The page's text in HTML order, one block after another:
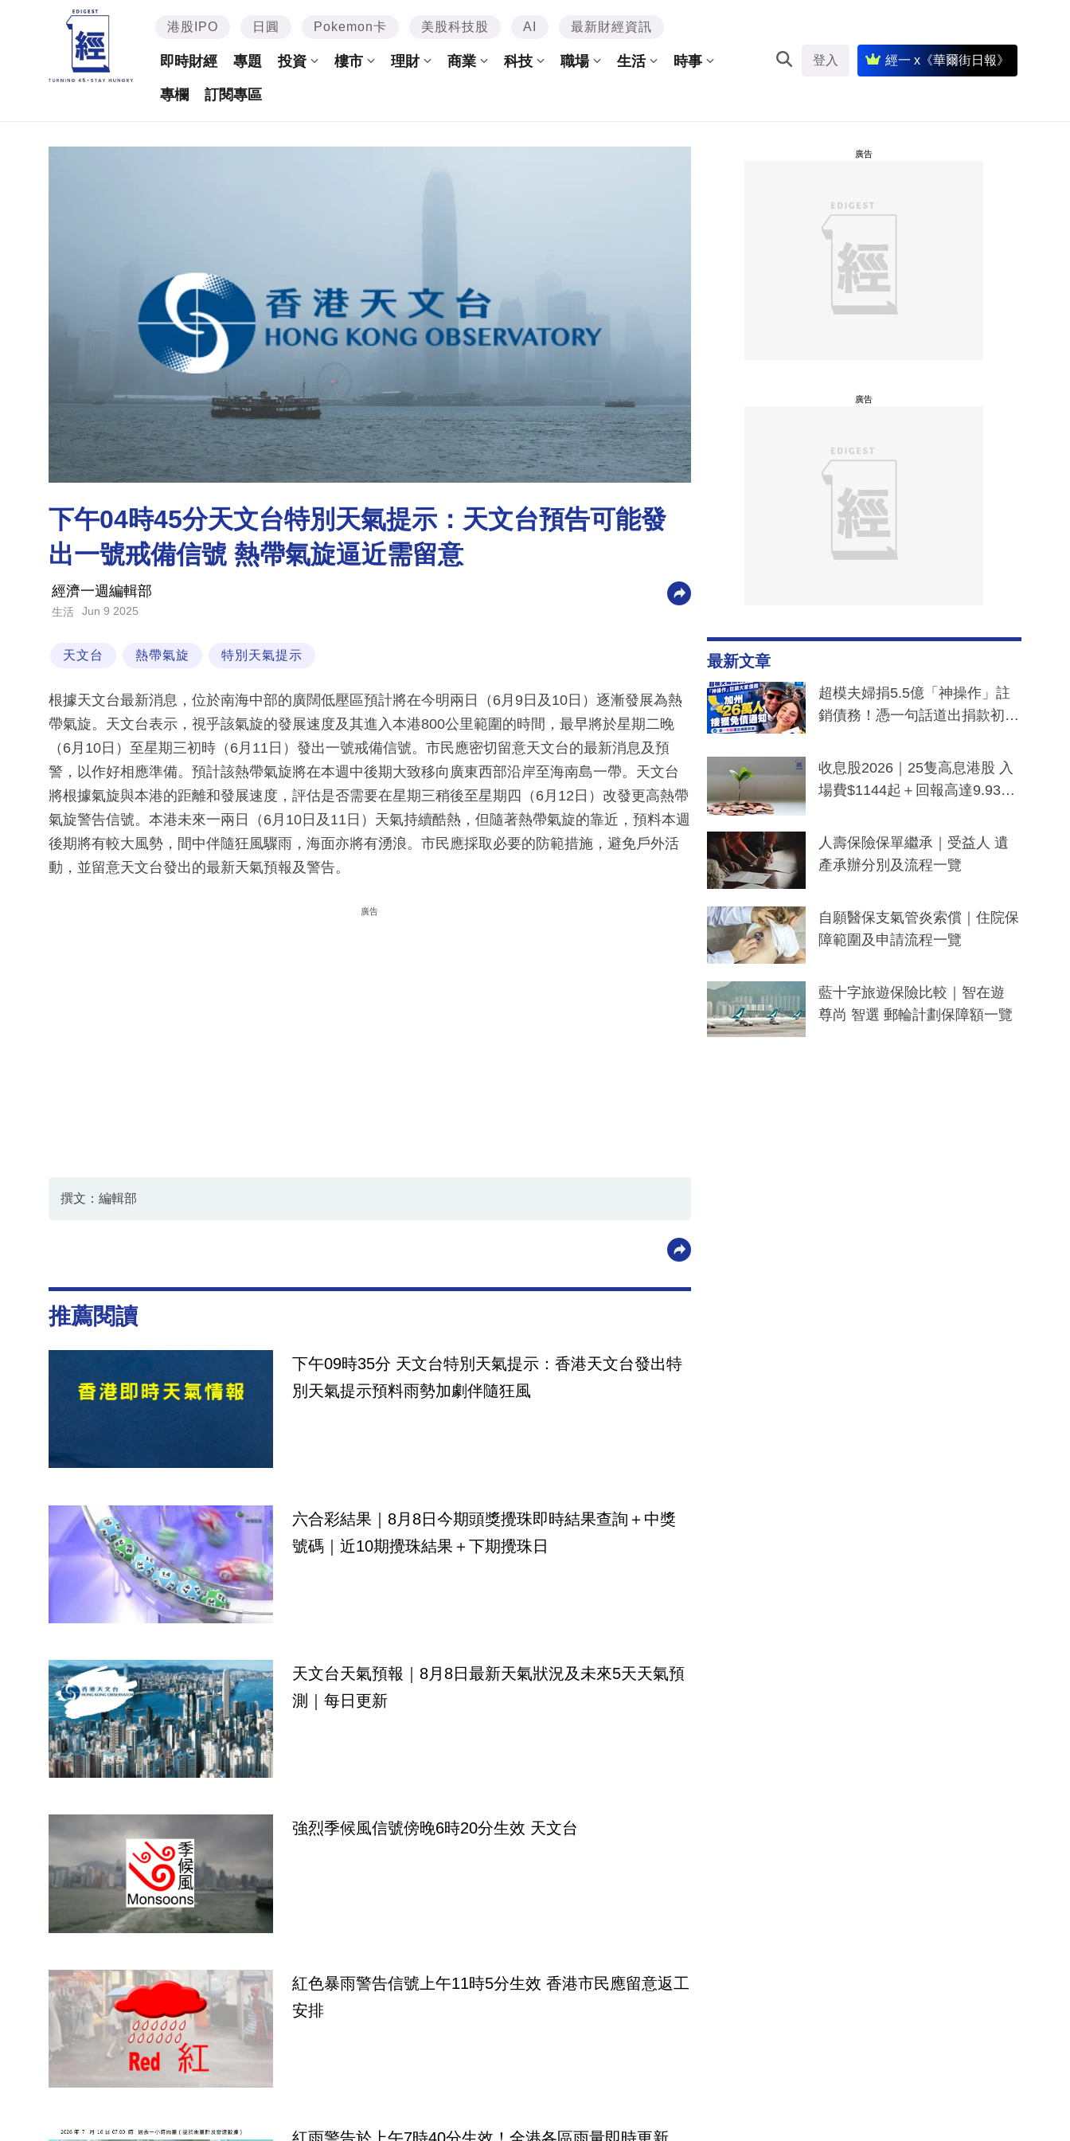
港股IPO 日圓 Pokemon卡 美股科技股 AI 最新財經資訊
即時財經 專題 投資 樓市 理財 商業 科技 職場 生活 時事
專欄 訂閱專區
登入 經一 x《華爾街日報》
下午04時45分天文台特別天氣提示：天文台預告可能發
出一號戒備信號 熱帶氣旋逼近需留意
經濟一週編輯部
生活 Jun 9 2025
天文台 熱帶氣旋 特別天氣提示
根據天文台最新消息，位於南海中部的廣闊低壓區預計將在今明兩日（6月9日及10日）逐漸發展為熱
帶氣旋。天文台表示，視乎該氣旋的發展速度及其進入本港800公里範圍的時間，最早將於星期二晚
（6月10日）至星期三初時（6月11日）發出一號戒備信號。市民應密切留意天文台的最新消息及預
警，以作好相應準備。預計該熱帶氣旋將在本週中後期大致移向廣東西部沿岸至海南島一帶。天文台
將根據氣旋與本港的距離和發展速度，評估是否需要在星期三稍後至星期四（6月12日）改發更高熱帶
氣旋警告信號。本港未來一兩日（6月10日及11日）天氣持續酷熱，但隨著熱帶氣旋的靠近，預料本週
後期將有較大風勢，間中伴隨狂風驟雨，海面亦將有湧浪。市民應採取必要的防範措施，避免戶外活
動，並留意天文台發出的最新天氣預報及警告。
廣告
撰文：編輯部
推薦閱讀
下午09時35分 天文台特別天氣提示：香港天文台發出特
別天氣提示預料雨勢加劇伴隨狂風
六合彩結果｜8月8日今期頭獎攪珠即時結果查詢＋中獎
號碼｜近10期攪珠結果＋下期攪珠日
天文台天氣預報｜8月8日最新天氣狀況及未來5天天氣預
測｜每日更新
強烈季候風信號傍晚6時20分生效 天文台
紅色暴雨警告信號上午11時5分生效 香港市民應留意返工
安排
廣告
廣告
最新文章
超模夫婦捐5.5億「神操作」註
銷債務！憑一句話道出捐款初
一度被誤當詐騙手段
收息股2026｜25隻高息港股 入
場費$1144起＋回報高達9.93
人壽保險保單繼承｜受益人 遺
產承辦分別及流程一覽
自願醫保支氣管炎索償｜住院保
障範圍及申請流程一覽
藍十字旅遊保險比較｜智在遊
尊尚 智選 郵輪計劃保障額一覽